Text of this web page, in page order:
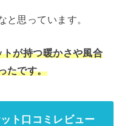
と思っています。
が持つ暖かさや風合
たです。
ト口コミレビュー